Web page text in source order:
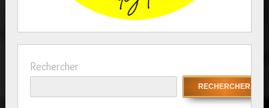
Rechercher
RECHERCHER